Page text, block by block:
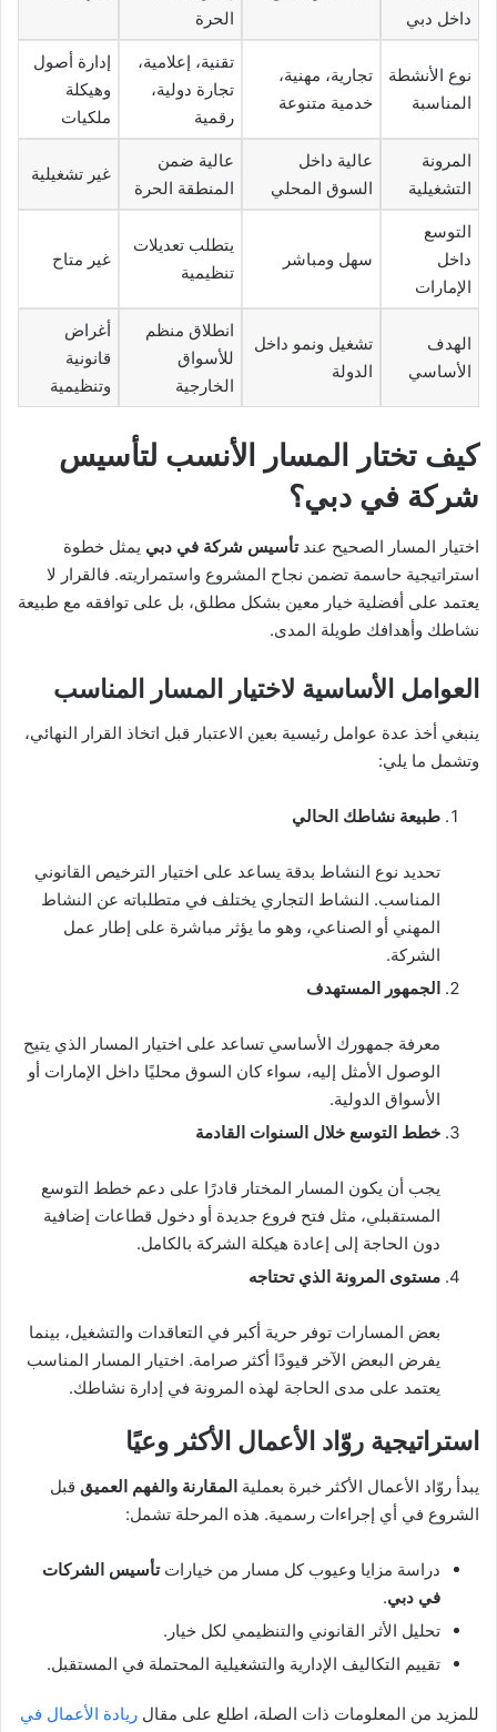
داخل دبي
الحرة
نوع الأنشطة
المناسبة
تجارية، مهنية،
خدمية متنوعة
تقنية، إعلامية،
تجارة دولية،
رقمية
إدارة أصول
وهيكلة
ملكيات
المرونة
التشغيلية
عالية داخل
السوق المحلي
عالية ضمن
المنطقة الحرة
غير تشغيلية
التوسع
داخل
الإمارات
سهل ومباشر
يتطلب تعديلات
تنظيمية
غير متاح
الهدف
الأساسي
تشغيل ونمو داخل
الدولة
انطلاق منظم
للأسواق
الخارجية
أغراض
قانونية
وتنظيمية
كيف تختار المسار الأنسب لتأسيس
شركة في دبي؟
اختيار المسار الصحيح عندتأسيس شركة في دبي يمثل خطوة
استراتيجية حاسمة تضمن نجاح المشروع واستمراريته. فالقرار لا
يعتمد على أفضلية خيار معين بشكل مطلق، بل على توافقه مع طبيعة
نشاطك وأهدافك طويلة المدى.
العوامل الأساسية لاختيار المسار المناسب
ينبغي أخذ عدة عوامل رئيسية بعين الاعتبار قبل اتخاذ القرار النهائي،
وتشمل ما يلي:
طبيعة نشاطك الحالي
تحديد نوع النشاط بدقة يساعد على اختيار الترخيص القانوني
المناسب. النشاط التجاري يختلف في متطلباته عن النشاط
المهني أو الصناعي، وهو ما يؤثر مباشرة على إطار عمل
الشركة.
الجمهور المستهدف
معرفة جمهورك الأساسي تساعد على اختيار المسار الذي يتيح
الوصول الأمثل إليه، سواء كان السوق محليًا داخل الإمارات أو
الأسواق الدولية.
خطط التوسع خلال السنوات القادمة
يجب أن يكون المسار المختار قادرًا على دعم خطط التوسع
المستقبلي، مثل فتح فروع جديدة أو دخول قطاعات إضافية
دون الحاجة إلى إعادة هيكلة الشركة بالكامل.
مستوى المرونة الذي تحتاجه
بعض المسارات توفر حرية أكبر في التعاقدات والتشغيل، بينما
يفرض البعض الآخر قيودًا أكثر صرامة. اختيار المسار المناسب
يعتمد على مدى الحاجة لهذه المرونة في إدارة نشاطك.
استراتيجية روّاد الأعمال الأكثر وعيًا
يبدأ روّاد الأعمال الأكثر خبرة بعملية المقارنة والفهم العميق قبل
الشروع في أي إجراءات رسمية. هذه المرحلة تشمل:
دراسة مزايا وعيوب كل مسار من خياراتتأسيس الشركات
في دبي.
تحليل الأثر القانوني والتنظيمي لكل خيار.
تقييم التكاليف الإدارية والتشغيلية المحتملة في المستقبل.
للمزيد من المعلومات ذات الصلة، اطلع على مقال ريادة الأعمال في